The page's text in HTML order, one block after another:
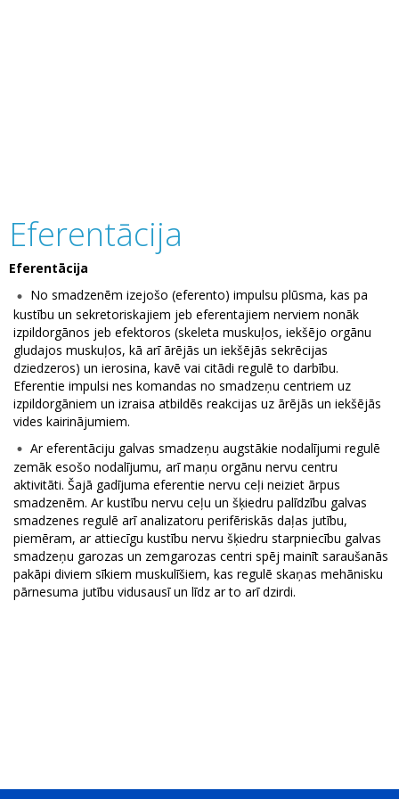
Eferentācija
Eferentācija
No smadzenēm izejošo (eferento) impulsu plūsma, kas pa
kustību un sekretoriskajiem jeb eferentajiem nerviem nonāk
izpildorgānos jeb efektoros (skeleta muskuļos, iekšējo orgānu
gludajos muskuļos, kā arī ārējās un iekšējās sekrēcijas
dziedzeros) un ierosina, kavē vai citādi regulē to darbību.
Eferentie impulsi nes komandas no smadzeņu centriem uz
izpildorgāniem un izraisa atbildēs reakcijas uz ārējās un iekšējās
vides kairinājumiem.
Ar eferentāciju galvas smadzeņu augstākie nodalījumi regulē
zemāk esošo nodalījumu, arī maņu orgānu nervu centru
aktivitāti. Šajā gadījuma eferentie nervu ceļi neiziet ārpus
smadzenēm. Ar kustību nervu ceļu un šķiedru palīdzību galvas
smadzenes regulē arī analizatoru perifēriskās daļas jutību,
piemēram, ar attiecīgu kustību nervu šķiedru starpniecību galvas
smadzeņu garozas un zemgarozas centri spēj mainīt saraušanās
pakāpi diviem sīkiem muskulīšiem, kas regulē skaņas mehānisku
pārnesuma jutību vidusausī un līdz ar to arī dzirdi.